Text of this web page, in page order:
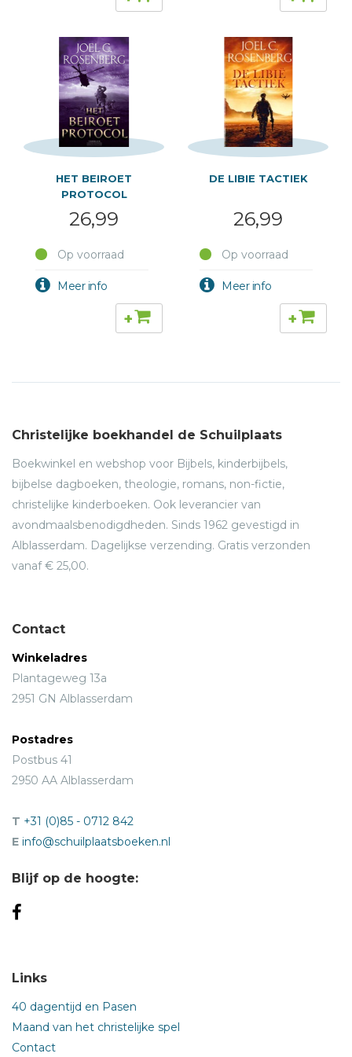
HET BEIROET
PROTOCOL
26,99
Op voorraad
+
DE LIBIE TACTIEK
26,99
Op voorraad
+
Christelijke boekhandel de Schuilplaats
Boekwinkel en webshop voor Bijbels, kinderbijbels,
bijbelse dagboeken, theologie, romans, non-fictie,
christelijke kinderboeken. Ook leverancier van
avondmaalsbenodigdheden. Sinds 1962 gevestigd in
Alblasserdam. Dagelijkse verzending. Gratis verzonden
vanaf € 25,00.
Contact
Winkeladres
Plantageweg 13a
2951 GN Alblasserdam
Postadres
Postbus 41
2950 AA Alblasserdam
T +31 (0)85 - 0712 842
E info@schuilplaatsboeken.nl
Blijf op de hoogte:
Links
40 dagentijd en Pasen
Maand van het christelijke spel
Contact